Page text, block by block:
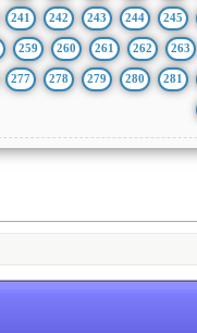
241 242 243 244 245
259 260 261 262 263
277 278 279 280 281